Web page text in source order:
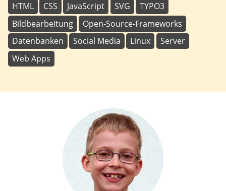
HTML CSS JavaScript SVG
TYPO3
Bildbearbeitung
Open-Source-Frameworks
Datenbanken
Social Media Linux
Server
Web Apps